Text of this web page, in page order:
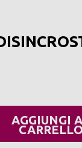
AGGIUNGI
CARRELLO